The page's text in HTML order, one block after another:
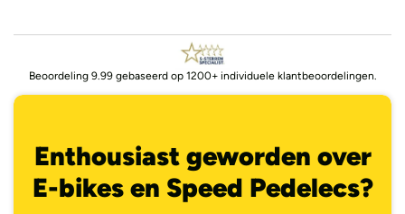
Beoordeling 9.99 gebaseerd op 1200+ individuele klantbeoordelingen.
Enthousiast geworden over
E-bikes en Speed Pedelecs?